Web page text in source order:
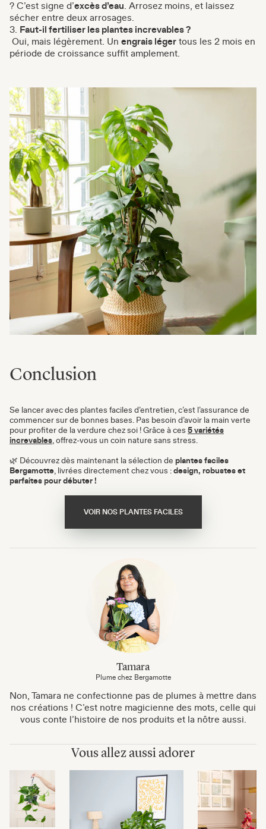
? C’est signe d’excès d’eau . Arrosez moins, et laissez
sécher entre deux arrosages.
Faut-il fertiliser les plantes increvables ?
Oui, mais légèrement. Un engrais léger tous les 2 mois en
période de croissance suffit amplement.
Conclusion
Se lancer avec des plantes faciles d’entretien, c’est l’assurance de
commencer sur de bonnes bases. Pas besoin d’avoir la main verte
pour profiter de la verdure chez soi ! Grâce à ces 5 variétés
increvables , offrez-vous un coin nature sans stress.
🌿 Découvrez dès maintenant la sélection de plantes faciles
Bergamotte , livrées directement chez vous : design, robustes et
parfaites pour débuter !
VOIR NOS PLANTES FACILES
Tamara
Plume chez Bergamotte
Non, Tamara ne confectionne pas de plumes à mettre dans
nos créations ! C’est notre magicienne des mots, celle qui
vous conte l’histoire de nos produits et la nôtre aussi.
Vous allez aussi adorer